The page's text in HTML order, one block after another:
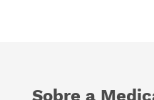
Sobre a